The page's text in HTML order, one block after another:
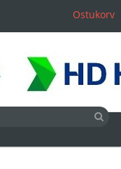
Ostukorv